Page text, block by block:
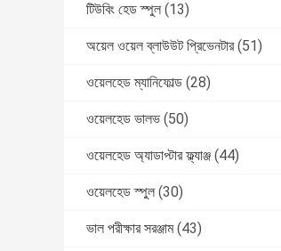
টিউবিং হেড স্পুল (13)
অয়েল ওয়েল ব্লাউউট প্রিভেনটার (51)
ওয়েলহেড ম্যানিফোল্ড (28)
ওয়েলহেড ভালভ (50)
ওয়েলহেড অ্যাডাপ্টার ফ্ল্যাঞ্জ (44)
ওয়েলহেড স্পুল (30)
ভাল পরীক্ষার সরঞ্জাম (43)